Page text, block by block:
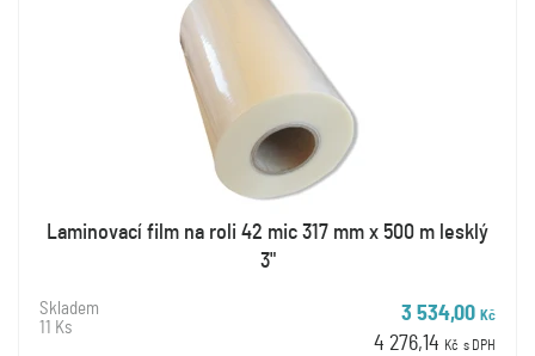
Laminovací film na roli 42 mic 317 mm x 500 m lesklý
3"
Skladem
11 Ks
3 534,00 Kč
4 276,14 Kč s DPH